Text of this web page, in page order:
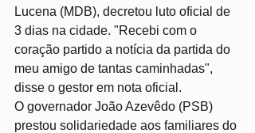
Lucena (MDB), decretou luto oficial de
3 dias na cidade. "Recebi com o
coração partido a notícia da partida do
meu amigo de tantas caminhadas",
disse o gestor em nota oficial.
O governador João Azevêdo (PSB)
prestou solidariedade aos familiares do